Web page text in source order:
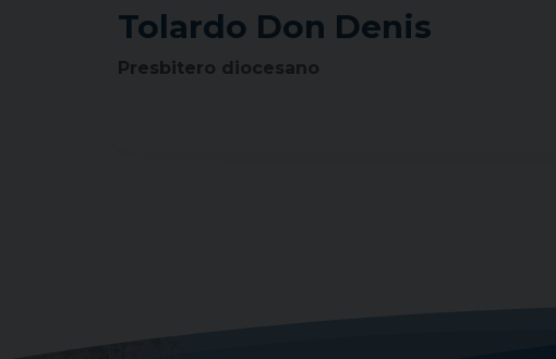
Tolardo Don Denis
Presbitero diocesano